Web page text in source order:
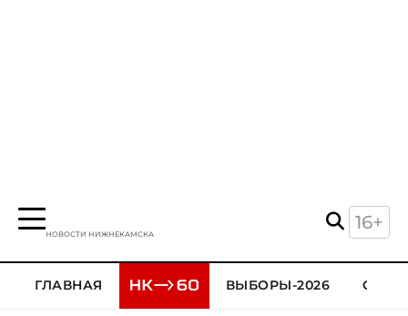
НОВОСТИ НИЖНЕКАМСКА
16+
ГЛАВНАЯ ВЫБОРЫ-2026